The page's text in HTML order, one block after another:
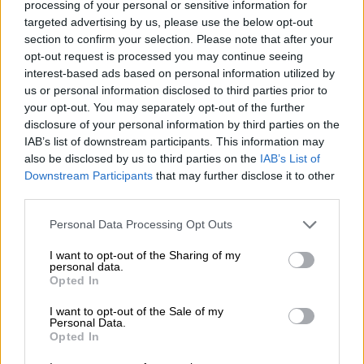
processing of your personal or sensitive information for
targeted advertising by us, please use the below opt-out
section to confirm your selection. Please note that after your
opt-out request is processed you may continue seeing
interest-based ads based on personal information utilized by
us or personal information disclosed to third parties prior to
your opt-out. You may separately opt-out of the further
disclosure of your personal information by third parties on the
IAB’s list of downstream participants. This information may
also be disclosed by us to third parties on the IAB’s List of
Downstream Participants that may further disclose it to other
Please note that this website/app uses one or more Google
not limited to your visit or usage behaviour. You may click to
grant or deny consent to Google and its third-party tags to
use your data for below specified purposes in below Google
consent section.
Personal Data Processing Opt Outs
I want to opt-out of the Sharing of my
personal data.
Opted In
I want to opt-out of the Sale of my
Personal Data.
Opted In
Ποιες χώρες έχουν επιβάλλει
ελέγχους σε ταξιδιώτες από την Κίνα
Την ίδια ώρα,Γαλλίακαι ηΒρετανία
ακολούθησαν το παράδειγμα αυξανόμενου
αριθμού χωρών χθες Παρασκευή αξιώνοντας
από τους ταξιδιώτες από την Κίνα να
επιδεικνύουναρνητικό τεστ covid, μετά την
άρση από το Πεκίνο των υγειονομικών
Παγκόσμιος Οργανισμός Υγείας χαρακτήρισε
«κατανοητό».
Την Πέμπτη το
Πρόληψης και Ελέγχου Ασθενειών
(ECDC)
έκρινε «αδικαιολόγητη
» την υποχρεωτική